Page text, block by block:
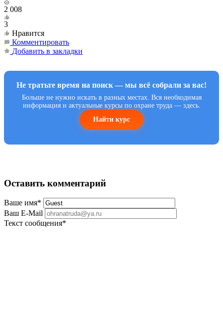
2 008
3
Нравится
Комментировать
Добавить в закладки
Не тратьте время на поиск — мы всё собрали за вас!
Больше не нужно искать в разных местах. Вся необходимая
информация и актуальные курсы по охране труда — здесь.
Найти курс
Оставить комментарий
Ваше имя*
Ваш E-Mail
Текст сообщения*